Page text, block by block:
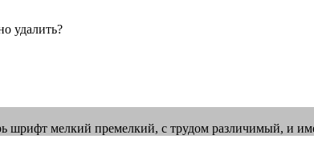
удалить?
шрифт мелкий премелкий, с трудом различимый, и